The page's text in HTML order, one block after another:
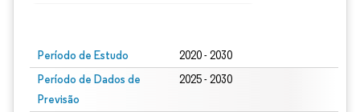
Período de Estudo 2020 - 2030
Período de Dados de
Previsão
2025 - 2030